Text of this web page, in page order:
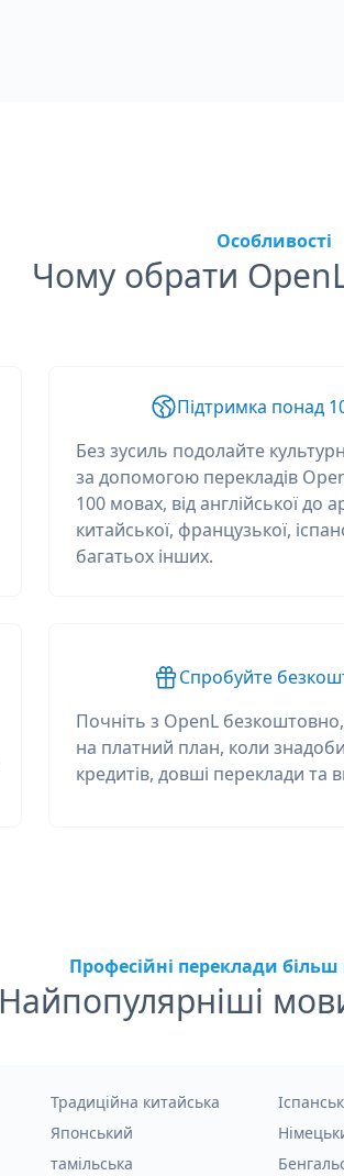
Особливості
Чому обрати
Підтримка понад
Без зусиль подолайте
за допомогою перекладів
100 мовах, від англійської до
китайської, французької,
багатьох інших.
Спробуйте
Почніть з OpenL
на платний план, коли
кредитів, довші переклади та
Професійні переклади
Найпопулярніші
Традиційна китайська
Японський
тамільська